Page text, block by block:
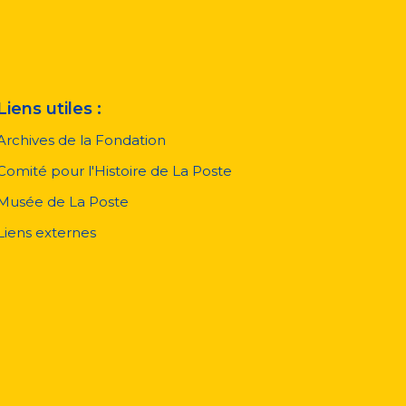
utiles :
de la Fondation
pour l'Histoire de La Poste
de La Poste
externes